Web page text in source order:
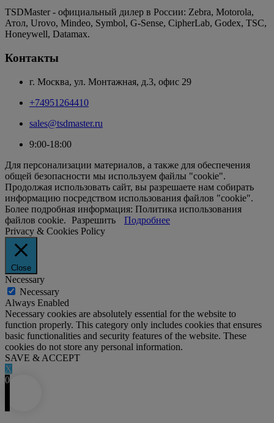
TSDMaster - официальный дилер в России: Zebra, Motorola,
Атол, Urovo, Mindeo, Symbol, G-Sense, CipherLab, Godex, TSC,
Honeywell, Datamax.
Контакты
г. Москва, ул. Монтажная, д.3, офис 29
+74951264410
sales@tsdmaster.ru
9:00-18:00
Для персонализации материалов, а также для обеспечения
общей безопасности мы используем файлы "cookie".
Продолжая использовать сайт, вы разрешаете нам собирать
информацию посредством использования файлов "cookie".
Более подробная информация: Политика использования
файлов cookie. Разрешить
Подробнее
Privacy & Cookies Policy
Close
Necessary
Necessary
Always Enabled
Necessary cookies are absolutely essential for the website to
function properly. This category only includes cookies that ensures
basic functionalities and security features of the website. These
cookies do not store any personal information.
SAVE & ACCEPT
X
0